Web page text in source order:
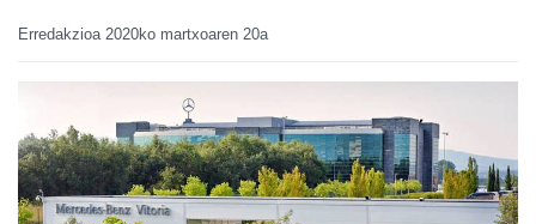
Erredakzioa 2020ko martxoaren 20a